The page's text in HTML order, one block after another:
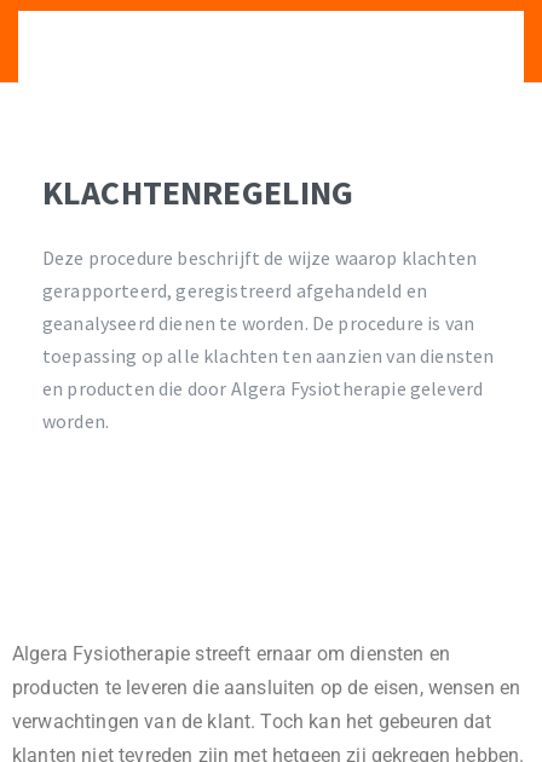
KLACHTENREGELING
Deze procedure beschrijft de wijze waarop klachten
gerapporteerd, geregistreerd afgehandeld en
geanalyseerd dienen te worden. De procedure is van
toepassing op alle klachten ten aanzien van diensten
en producten die door Algera Fysiotherapie geleverd
worden.
Algera Fysiotherapie streeft ernaar om diensten en
producten te leveren die aansluiten op de eisen, wensen en
verwachtingen van de klant. Toch kan het gebeuren dat
klanten niet tevreden zijn met hetgeen zij gekregen hebben.